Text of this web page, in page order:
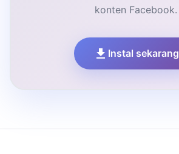
konten Facebook.
Instal sekarang